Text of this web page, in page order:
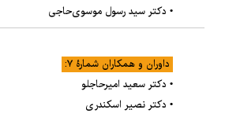
• دکتر سید رسول موسوی‌حاجی
داوران و همکاران شمارۀ ۷:
• دکتر سعید امیرحاجلو
• دکتر نصیر اسکندری